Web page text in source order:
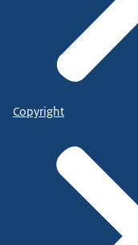
Copyright